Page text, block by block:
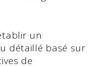
un
détaillé basé sur
de